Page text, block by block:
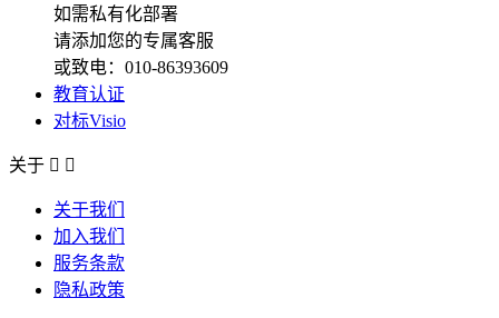
如需私有化部署
请添加您的专属客服
或致电：010-86393609
教育认证
对标Visio
关于  
关于我们
加入我们
服务条款
隐私政策